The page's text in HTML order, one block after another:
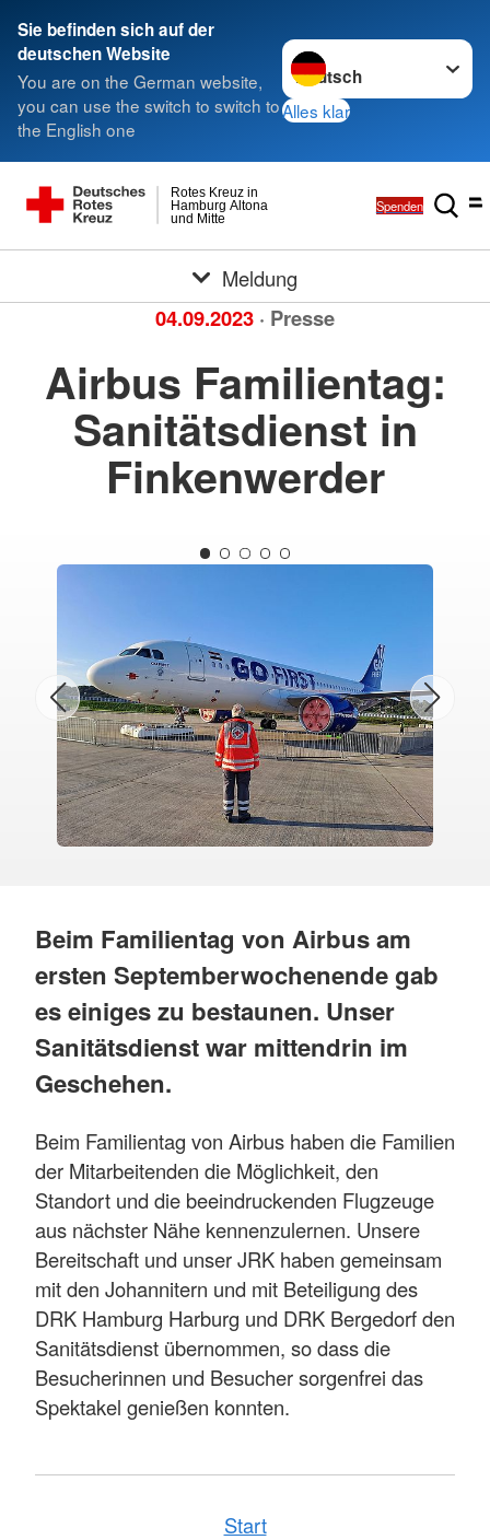
Sie befinden sich auf der
deutschen Website
You are on the German website,
you can use the switch to switch to
the English one
Sprache wechseln zu
Alles klar
und Mitte
Hamburg Altona
Rotes Kreuz in
Spenden
Meldung
04.09.2023 · Presse
Airbus Familientag:
Sanitätsdienst in
Finkenwerder
Beim Familientag von Airbus am
ersten Septemberwochenende gab
es einiges zu bestaunen. Unser
Sanitätsdienst war mittendrin im
Geschehen.
Beim Familientag von Airbus haben die Familien
der Mitarbeitenden die Möglichkeit, den
Standort und die beeindruckenden Flugzeuge
aus nächster Nähe kennenzulernen. Unsere
Bereitschaft und unser JRK haben gemeinsam
mit den Johannitern und mit Beteiligung des
DRK Hamburg Harburg und DRK Bergedorf den
Sanitätsdienst übernommen, so dass die
Besucherinnen und Besucher sorgenfrei das
Spektakel genießen konnten.
Start